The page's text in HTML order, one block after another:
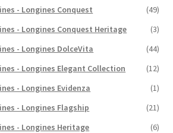
- Longines Conquest
(49)
- Longines Conquest Heritage
(3)
- Longines DolceVita
(44)
- Longines Elegant Collection
(12)
- Longines Evidenza
(1)
- Longines Flagship
(21)
- Longines Heritage
(6)